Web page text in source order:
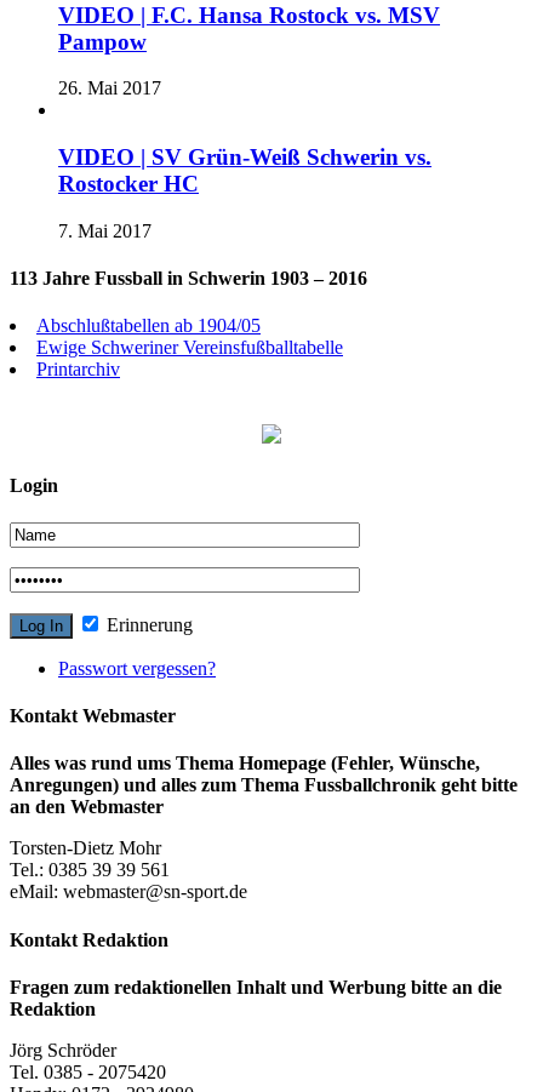
VIDEO | F.C. Hansa Rostock vs. MSV
Pampow
26. Mai 2017
VIDEO | SV Grün-Weiß Schwerin vs.
Rostocker HC
7. Mai 2017
113 Jahre Fussball in Schwerin 1903 – 2016
Abschlußtabellen ab 1904/05
Ewige Schweriner Vereinsfußballtabelle
Printarchiv
Login
Erinnerung
Passwort vergessen?
Kontakt Webmaster
Alles was rund ums Thema Homepage (Fehler, Wünsche,
Anregungen) und alles zum Thema Fussballchronik geht bitte
an den Webmaster
Torsten-Dietz Mohr
Tel.: 0385 39 39 561
eMail: webmaster@sn-sport.de
Kontakt Redaktion
Fragen zum redaktionellen Inhalt und Werbung bitte an die
Redaktion
Jörg Schröder
Tel. 0385 - 2075420